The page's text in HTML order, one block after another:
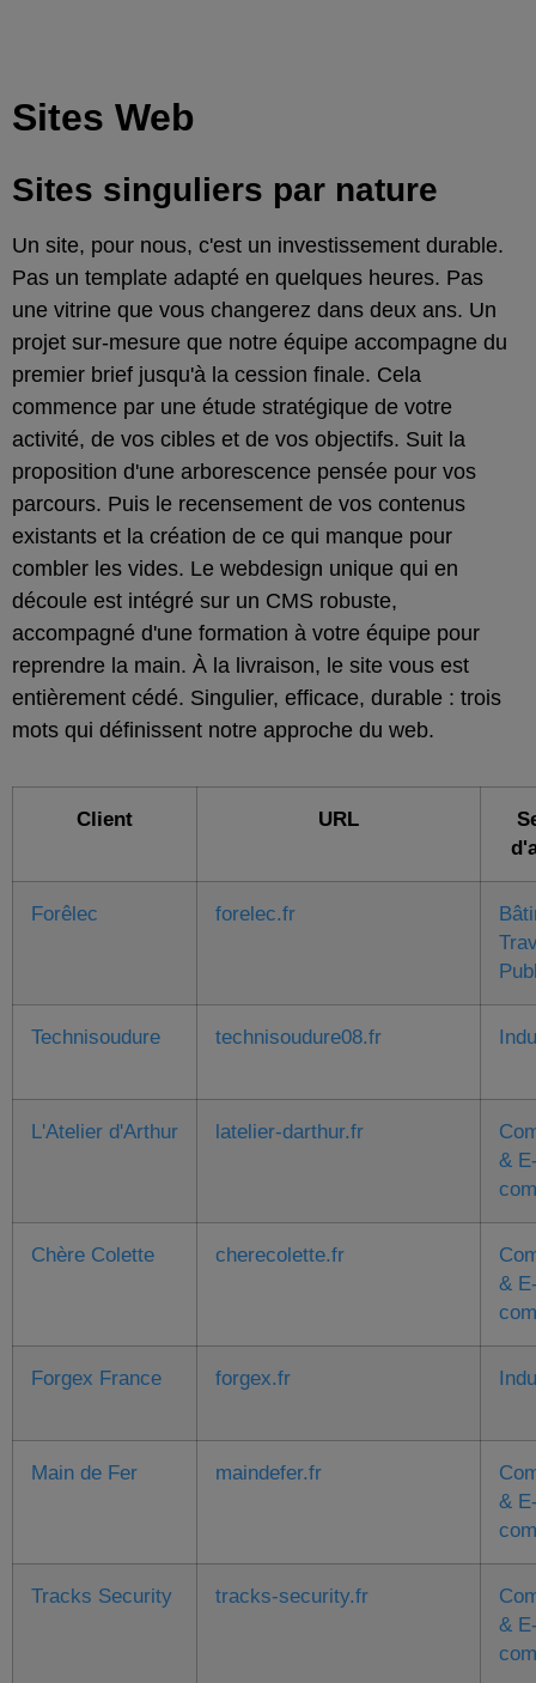
Sites Web
Sites singuliers par nature
Un site, pour nous, c'est un investissement durable.
Pas un template adapté en quelques heures. Pas
une vitrine que vous changerez dans deux ans. Un
projet sur-mesure que notre équipe accompagne du
premier brief jusqu'à la cession finale. Cela
commence par une étude stratégique de votre
activité, de vos cibles et de vos objectifs. Suit la
proposition d'une arborescence pensée pour vos
parcours. Puis le recensement de vos contenus
existants et la création de ce qui manque pour
combler les vides. Le webdesign unique qui en
découle est intégré sur un CMS robuste,
accompagné d'une formation à votre équipe pour
reprendre la main. À la livraison, le site vous est
entièrement cédé. Singulier, efficace, durable : trois
mots qui définissent notre approche du web.
Client URL
Forêlec forelec.fr
Technisoudure technisoudure08.fr
L'Atelier d'Arthur latelier-darthur.fr
&
Chère Colette cherecolette.fr
&
Forgex France forgex.fr
Main de Fer maindefer.fr
&
Tracks Security tracks-security.fr
&